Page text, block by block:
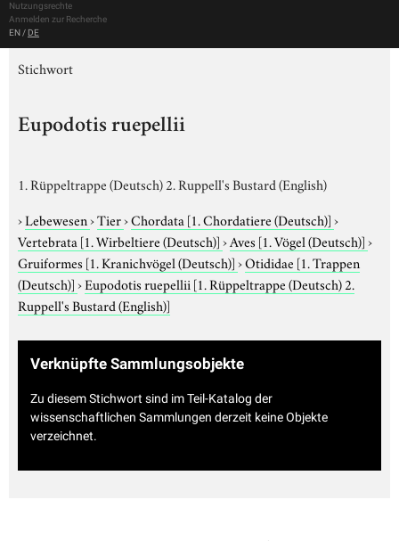
Nutzungsrechte
Anmelden zur Recherche
EN / DE
Stichwort
Eupodotis ruepellii
1. Rüppeltrappe (Deutsch) 2. Ruppell's Bustard (English)
›Lebewesen›Tier›Chordata [1. Chordatiere (Deutsch)]›
Vertebrata [1. Wirbeltiere (Deutsch)]›Aves [1. Vögel (Deutsch)]›
Gruiformes [1. Kranichvögel (Deutsch)]›Otididae [1. Trappen
(Deutsch)]›Eupodotis ruepellii [1. Rüppeltrappe (Deutsch) 2.
Ruppell's Bustard (English)]
Verknüpfte Sammlungsobjekte
Zu diesem Stichwort sind im Teil-Katalog der
wissenschaftlichen Sammlungen derzeit keine Objekte
verzeichnet.